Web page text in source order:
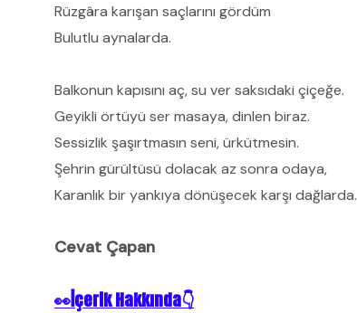
Rüzgâra karışan saçlarını gördüm
Bulutlu aynalarda.
Balkonun kapısını aç, su ver saksıdaki çiçeğe.
Geyikli örtüyü ser masaya, dinlen biraz.
Sessizlik şaşırtmasın seni, ürkütmesin.
Şehrin gürültüsü dolacak az sonra odaya,
Karanlık bir yankıya dönüşecek karşı dağlarda.
Cevat Çapan
👀İçerik Hakkında👇